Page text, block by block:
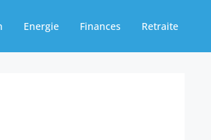
Energie Finances Retraite